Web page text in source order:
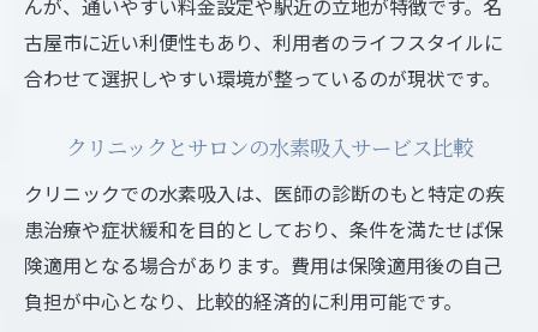
古屋市に近い利便性もあり、利用者のライフスタイルに
合わせて選択しやすい環境が整っているのが現状です。
クリニックとサロンの水素吸入サービス比較
クリニックでの水素吸入は、医師の診断のもと特定の疾
患治療や症状緩和を目的としており、条件を満たせば保
険適用となる場合があります。費用は保険適用後の自己
負担が中心となり、比較的経済的に利用可能です。